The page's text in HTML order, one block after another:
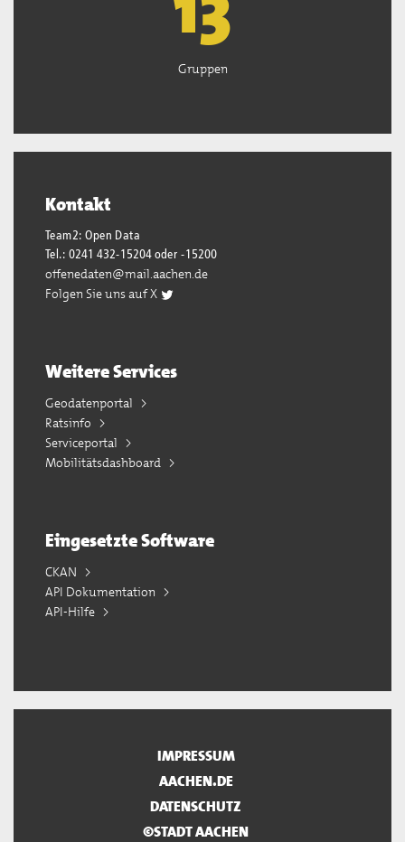
Gruppen
Kontakt
Team2: Open Data
Tel.: 0241 432-15204 oder -15200
offenedaten@mail.aachen.de
Folgen Sie uns auf X
Weitere Services
Geodatenportal
Ratsinfo
Serviceportal
Mobilitätsdashboard
Eingesetzte Software
CKAN
API Dokumentation
API-Hilfe
IMPRESSUM
AACHEN.DE
DATENSCHUTZ
©STADT AACHEN